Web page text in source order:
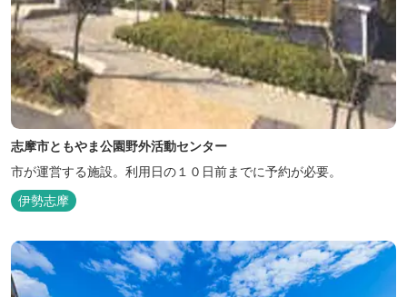
志摩市ともやま公園野外活動センター
市が運営する施設。利用日の１０日前までに予約が必要。
伊勢志摩